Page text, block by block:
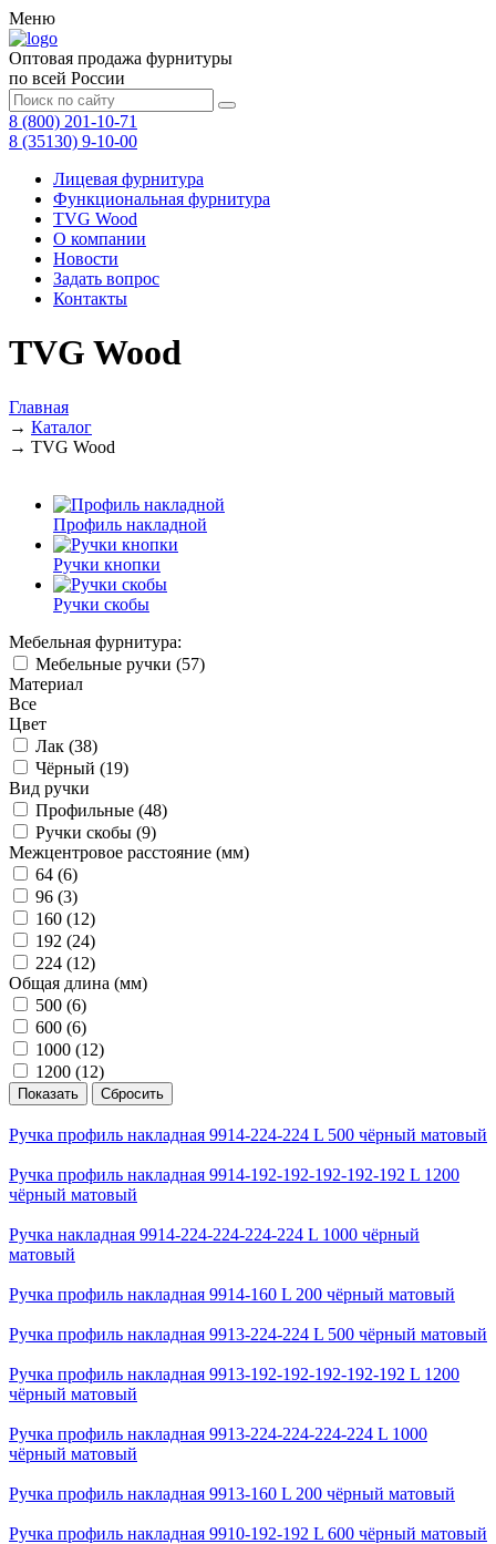
Меню
Оптовая продажа фурнитуры
по всей России
8 (800) 201-10-71
8 (35130) 9-10-00
Лицевая фурнитура
Функциональная фурнитура
TVG Wood
О компании
Новости
Задать вопрос
Контакты
TVG Wood
Главная
→ Каталог
→ TVG Wood
Профиль накладной
Ручки кнопки
Ручки скобы
Мебельная фурнитура:
Мебельные ручки (57)
Материал
Все
Цвет
Лак (38)
Чёрный (19)
Вид ручки
Профильные (48)
Ручки скобы (9)
Межцентровое расстояние (мм)
64 (6)
96 (3)
160 (12)
192 (24)
224 (12)
Общая длина (мм)
500 (6)
600 (6)
1000 (12)
1200 (12)
Ручка профиль накладная 9914-224-224 L 500 чёрный матовый
Ручка профиль накладная 9914-192-192-192-192-192 L 1200
чёрный матовый
Ручка накладная 9914-224-224-224-224 L 1000 чёрный
матовый
Ручка профиль накладная 9914-160 L 200 чёрный матовый
Ручка профиль накладная 9913-224-224 L 500 чёрный матовый
Ручка профиль накладная 9913-192-192-192-192-192 L 1200
чёрный матовый
Ручка профиль накладная 9913-224-224-224-224 L 1000
чёрный матовый
Ручка профиль накладная 9913-160 L 200 чёрный матовый
Ручка профиль накладная 9910-192-192 L 600 чёрный матовый